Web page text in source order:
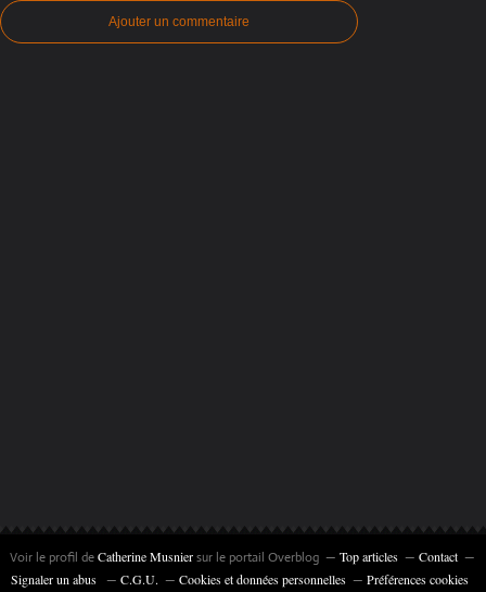
Ajouter un commentaire
Voir le profil deCatherine Musniersur le portail Overblog Top articles
Contact
Signaler un abus
C.G.U. Cookies et données personnelles Préférences cookies